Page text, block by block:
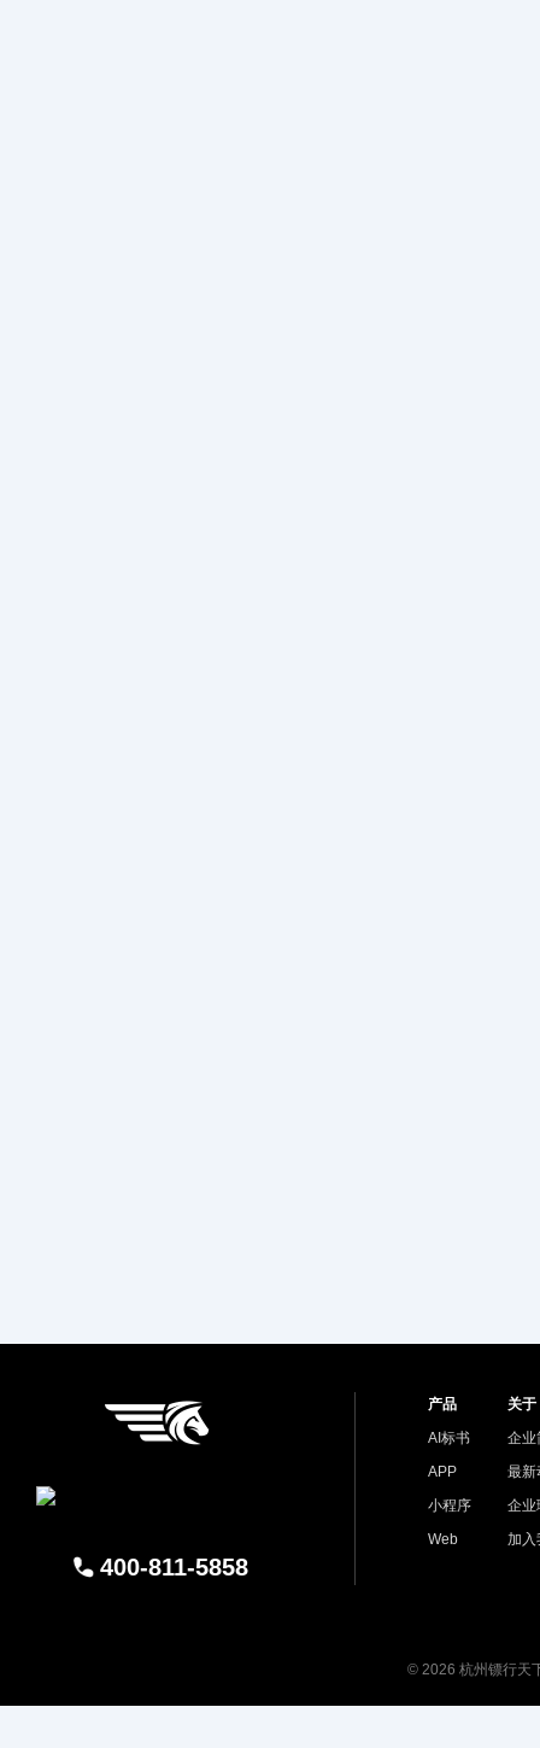
400-811-5858
产品
AI标书
APP
小程序
Web
关于
企业
最新
企业
加入
© 2026 杭州镖行天